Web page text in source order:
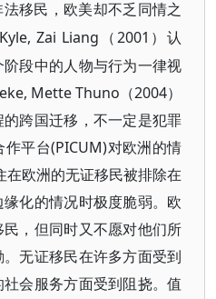
移民，欧美却不乏同情之
Zai Liang（2001）认
段中的人物与行为一律视
Mette Thuno（2004）
跨国迁移，不一定是犯罪
平台(PICUM)对欧洲的情
在欧洲的无证移民被排除在
化的情况时极度脆弱。欧
，但同时又不愿对他们所
无证移民在许多方面受到
会服务方面受到阻挠。值